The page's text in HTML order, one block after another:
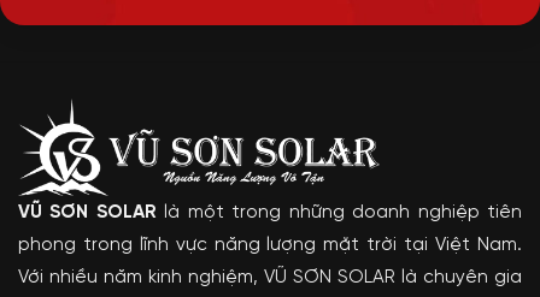
VŨ SƠN SOLAR là một trong những doanh nghiệp tiên
phong trong lĩnh vực năng lượng mặt trời tại Việt Nam.
Với nhiều năm kinh nghiệm, VŨ SƠN SOLAR là chuyên gia